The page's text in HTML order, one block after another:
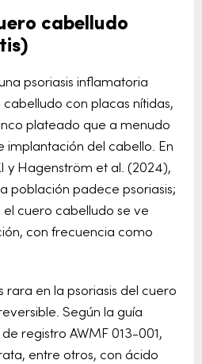
cabelludo
psoriasis inflamatoria
con placas nítidas,
plateado que a menudo
implantación del cabello. En
y Hagenström et al. (2024),
población padece psoriasis;
cuero cabelludo se ve
con frecuencia como
rara en la psoriasis del cuero
Según la guía
registro AWMF 013-001,
entre otros, con ácido